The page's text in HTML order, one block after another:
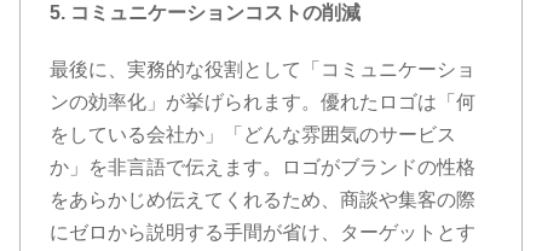
5. コミュニケーションコストの削減
最後に、実務的な役割として「コミュニケーショ
ンの効率化」が挙げられます。優れたロゴは「何
をしている会社か」「どんな雰囲気のサービス
か」を非言語で伝えます。ロゴがブランドの性格
をあらかじめ伝えてくれるため、商談や集客の際
にゼロから説明する手間が省け、ターゲットとす